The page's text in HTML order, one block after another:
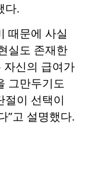
다.
때문에 사실
실도 존재한
자신의 급여가
그만두기도
절이 선택이
”고 설명했다.